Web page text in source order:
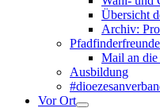
Übersicht
Archiv:
Mail an
Ausbildung
Vor Ort